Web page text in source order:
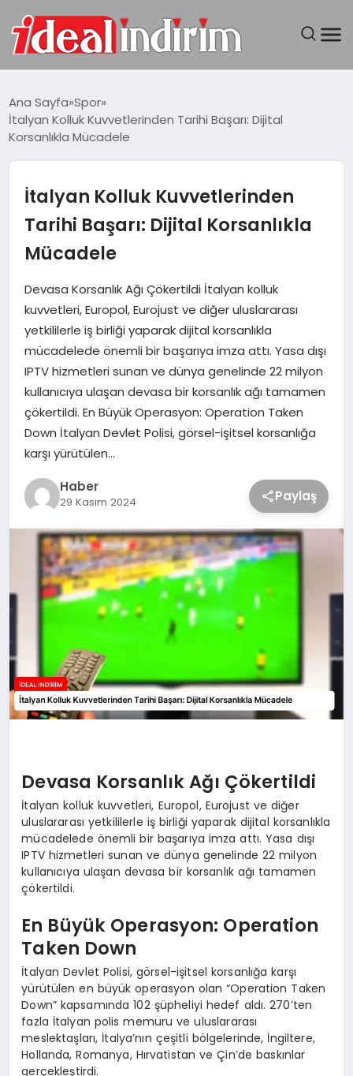
BILGISAYAR
SEYAHAT
TEKNOLOJI
YAŞAM
Ana Sayfa Spor
İtalyan Kolluk Kuvvetlerinden Tarihi Başarı: Dijital
Korsanlıkla Mücadele
İtalyan Kolluk Kuvvetlerinden
Tarihi Başarı: Dijital Korsanlıkla
Mücadele
Devasa Korsanlık Ağı Çökertildi İtalyan kolluk
kuvvetleri, Europol, Eurojust ve diğer uluslararası
yetkililerle iş birliği yaparak dijital korsanlıkla
mücadelede önemli bir başarıya imza attı. Yasa dışı
IPTV hizmetleri sunan ve dünya genelinde 22 milyon
kullanıcıya ulaşan devasa bir korsanlık ağı tamamen
çökertildi. En Büyük Operasyon: Operation Taken
Down İtalyan Devlet Polisi, görsel-işitsel korsanlığa
karşı yürütülen…
Haber
29 Kasım 2024 Paylaş
Devasa Korsanlık Ağı Çökertildi
İtalyan kolluk kuvvetleri, Europol, Eurojust ve diğer
uluslararası yetkililerle iş birliği yaparak dijital korsanlıkla
mücadelede önemli bir başarıya imza attı. Yasa dışı
IPTV hizmetleri sunan ve dünya genelinde 22 milyon
kullanıcıya ulaşan devasa bir korsanlık ağı tamamen
çökertildi.
En Büyük Operasyon: Operation
Taken Down
İtalyan Devlet Polisi, görsel-işitsel korsanlığa karşı
yürütülen en büyük operasyon olan “Operation Taken
Down” kapsamında 102 şüpheliyi hedef aldı. 270’ten
fazla İtalyan polis memuru ve uluslararası
meslektaşları, İtalya’nın çeşitli bölgelerinde, İngiltere,
Hollanda, Romanya, Hırvatistan ve Çin’de baskınlar
gerçekleştirdi.